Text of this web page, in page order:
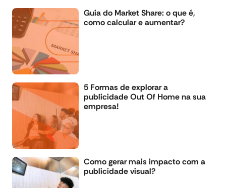
Guia do Market Share: o que é,
como calcular e aumentar?
5 Formas de explorar a
publicidade Out Of Home na sua
empresa!
Como gerar mais impacto com a
publicidade visual?